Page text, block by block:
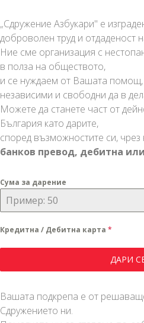
„Сдружение Азбукари" е
доброволен труд и отдаденост
Ние сме организация с
в полза на обществото,
и се нуждаем от Вашата
независими и свободни да в
Можете да станете част от
България като дарите,
според възможностите си, чрез
банков превод, дебитна
Сума за дарение
Кредитна / Дебитна карта *
ДАРИ
Вашата подкрепа е от
Сдружението ни.